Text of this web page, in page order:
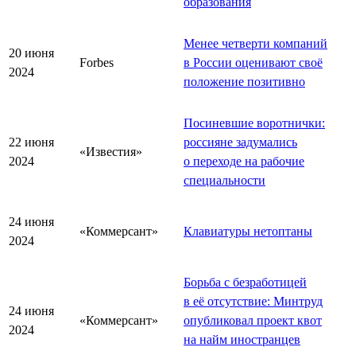
20 июня
2024
Forbes
Менее четверти компаний
в России оценивают своё
положение позитивно
22 июня
2024
«Известия»
Посиневшие воротнички:
россияне задумались
о переходе на рабочие
специальности
24 июня
2024
«Коммерсант» Клавиатуры нетоптаны
24 июня
2024
«Коммерсант»
Борьба с безработицей
в её отсутствие: Минтруд
опубликовал проект квот
на найм иностранцев